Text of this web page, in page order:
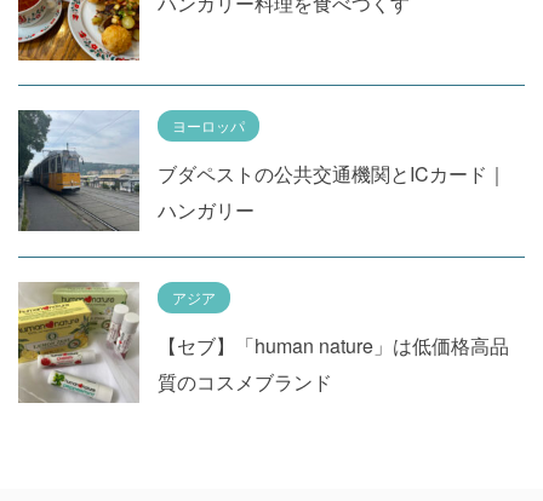
ヨーロッパ
ブダペストの公共交通機関とICカード｜
ハンガリー
アジア
【セブ】「human nature」は低価格高品
質のコスメブランド